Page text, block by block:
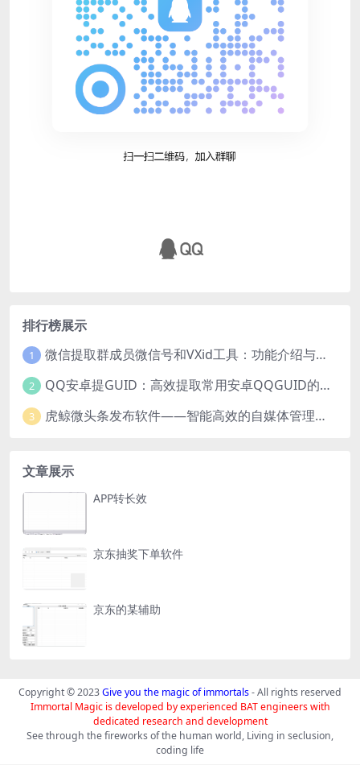
排行榜展示
1 微信提取群成员微信号和VXid工具：功能介绍与使用指南
2 QQ安卓提GUID：高效提取常用安卓QQGUID的新工具
3 虎鲸微头条发布软件——智能高效的自媒体管理工具
文章展示
APP转长效
京东抽奖下单软件
京东的某辅助
Copyright © 2023Give you the magic of immortals- All rights reserved
Immortal Magic is developed by experienced BAT engineers with
dedicated research and development
See through the fireworks of the human world, Living in seclusion,
coding life